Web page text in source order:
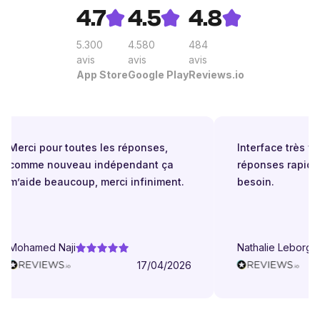
4.7
5.300
avis
App Store
4.5
4.580
avis
Google Play
4.8
484
avis
Reviews.io
pour toutes les réponses,
nouveau indépendant ça
beaucoup, merci infiniment.
Naji
17/04/2026
Interface très
réponses rapides
besoin.
Nathalie Leborgne